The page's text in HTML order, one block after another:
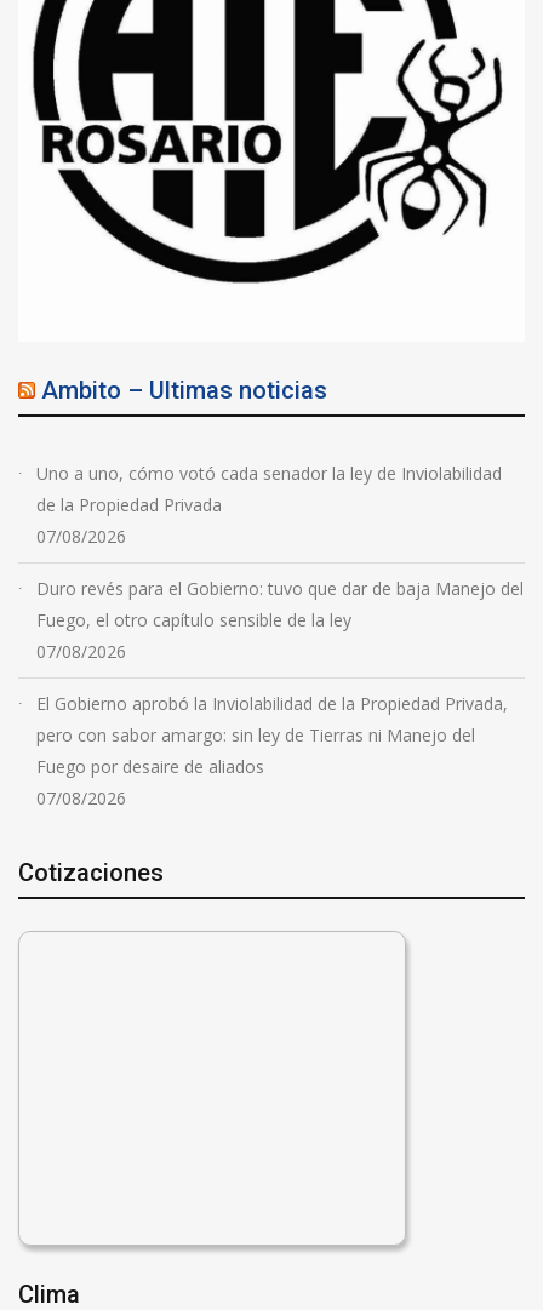
Ambito – Ultimas noticias
Uno a uno, cómo votó cada senador la ley de Inviolabilidad
de la Propiedad Privada
07/08/2026
Duro revés para el Gobierno: tuvo que dar de baja Manejo del
Fuego, el otro capítulo sensible de la ley
07/08/2026
El Gobierno aprobó la Inviolabilidad de la Propiedad Privada,
pero con sabor amargo: sin ley de Tierras ni Manejo del
Fuego por desaire de aliados
07/08/2026
Cotizaciones
Clima